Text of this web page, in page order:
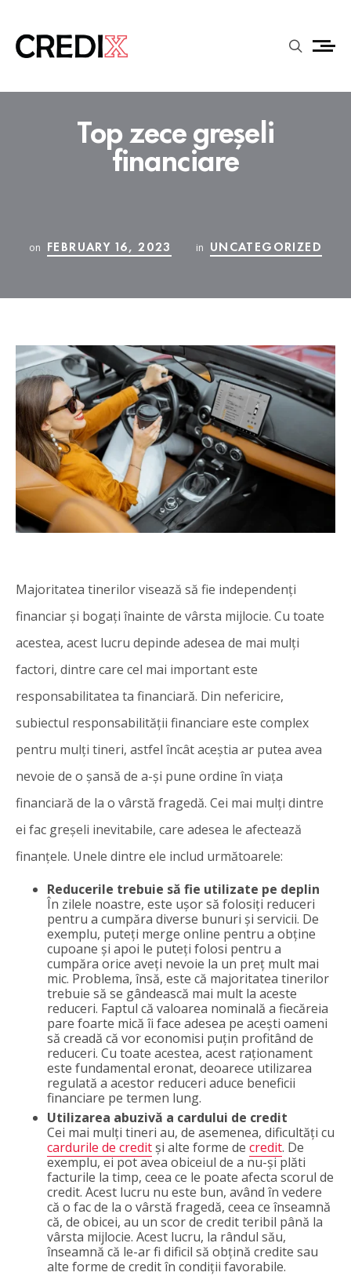
Top zece greșeli
financiare
on FEBRUARY 16, 2023 in UNCATEGORIZED
Majoritatea tinerilor visează să fie independenți
financiar și bogați înainte de vârsta mijlocie. Cu toate
acestea, acest lucru depinde adesea de mai mulți
factori, dintre care cel mai important este
responsabilitatea ta financiară. Din nefericire,
subiectul responsabilității financiare este complex
pentru mulți tineri, astfel încât aceștia ar putea avea
nevoie de o șansă de a-și pune ordine în viața
financiară de la o vârstă fragedă. Cei mai mulți dintre
ei fac greșeli inevitabile, care adesea le afectează
finanțele. Unele dintre ele includ următoarele:
Reducerile trebuie să fie utilizate pe deplin
În zilele noastre, este ușor să folosiți reduceri
pentru a cumpăra diverse bunuri și servicii. De
exemplu, puteți merge online pentru a obține
cupoane și apoi le puteți folosi pentru a
cumpăra orice aveți nevoie la un preț mult mai
mic. Problema, însă, este că majoritatea tinerilor
trebuie să se gândească mai mult la aceste
reduceri. Faptul că valoarea nominală a fiecăreia
pare foarte mică îi face adesea pe acești oameni
să creadă că vor economisi puțin profitând de
reduceri. Cu toate acestea, acest raționament
este fundamental eronat, deoarece utilizarea
regulată a acestor reduceri aduce beneficii
financiare pe termen lung.
Utilizarea abuzivă a cardului de credit
Cei mai mulți tineri au, de asemenea, dificultăți cu
cardurile de credit și alte forme de credit. De
exemplu, ei pot avea obiceiul de a nu-și plăti
facturile la timp, ceea ce le poate afecta scorul de
credit. Acest lucru nu este bun, având în vedere
că o fac de la o vârstă fragedă, ceea ce înseamnă
că, de obicei, au un scor de credit teribil până la
vârsta mijlocie. Acest lucru, la rândul său,
înseamnă că le-ar fi dificil să obțină credite sau
alte forme de credit în condiții favorabile.